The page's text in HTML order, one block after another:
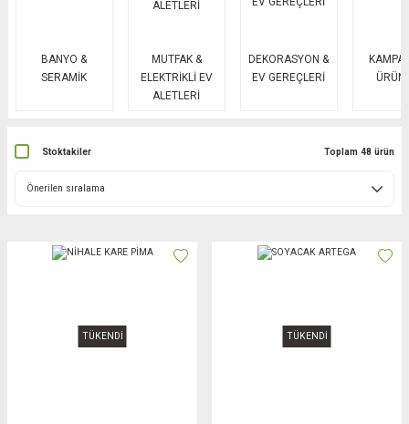
BANYO &
SERAMİK
MUTFAK &
ELEKTRİKLİ EV
ALETLERİ
DEKORASYON &
EV GEREÇLERİ
Stoktakiler Toplam 48 ürün
TÜKENDİ TÜKENDİ